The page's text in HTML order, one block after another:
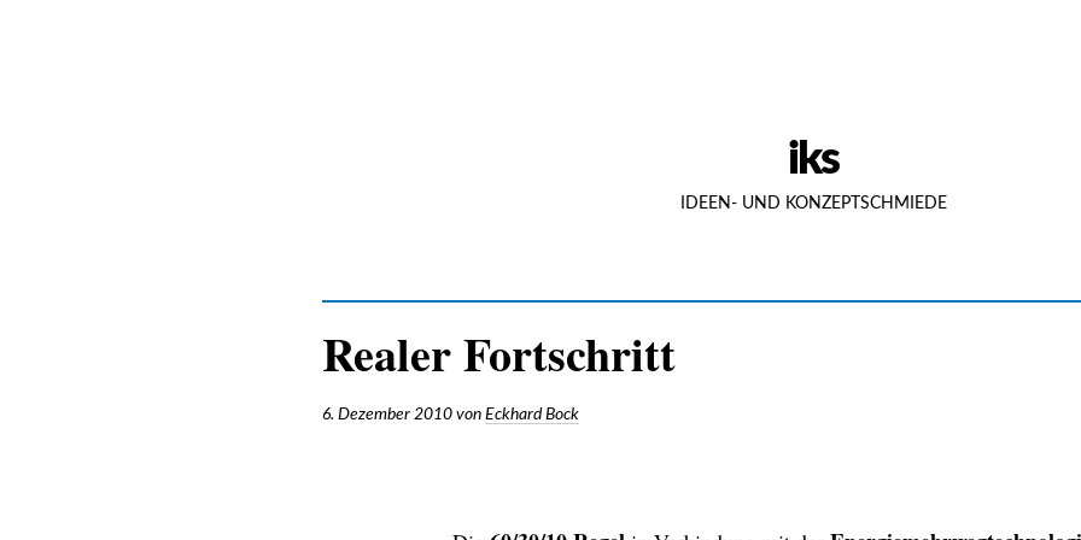
iks
IDEEN- UND KONZEPTSCHMIEDE
Realer Fortschritt
6. Dezember 2010vonEckhard Bock